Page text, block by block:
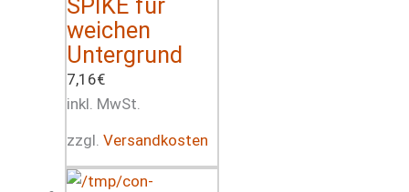
weichen
Untergrund
7,16€
inkl. MwSt.
zzgl. Versandkosten